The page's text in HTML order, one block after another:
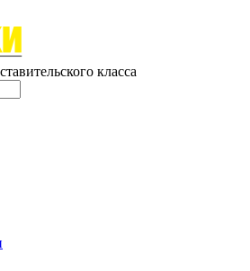
класса